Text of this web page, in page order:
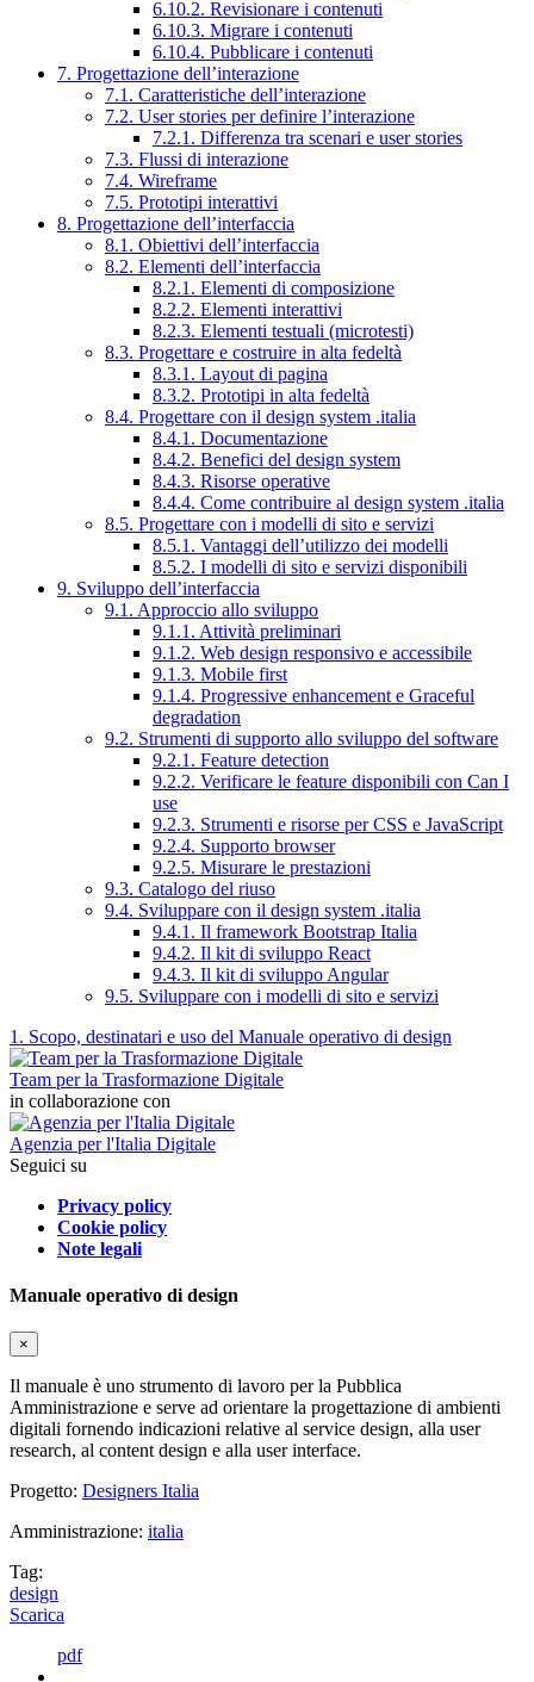
6.10.2. Revisionare i contenuti
6.10.3. Migrare i contenuti
6.10.4. Pubblicare i contenuti
7. Progettazione dell’interazione
7.1. Caratteristiche dell’interazione
7.2. User stories per definire l’interazione
7.2.1. Differenza tra scenari e user stories
7.3. Flussi di interazione
7.4. Wireframe
7.5. Prototipi interattivi
8. Progettazione dell’interfaccia
8.1. Obiettivi dell’interfaccia
8.2. Elementi dell’interfaccia
8.2.1. Elementi di composizione
8.2.2. Elementi interattivi
8.2.3. Elementi testuali (microtesti)
8.3. Progettare e costruire in alta fedeltà
8.3.1. Layout di pagina
8.3.2. Prototipi in alta fedeltà
8.4. Progettare con il design system .italia
8.4.1. Documentazione
8.4.2. Benefici del design system
8.4.3. Risorse operative
8.4.4. Come contribuire al design system .italia
8.5. Progettare con i modelli di sito e servizi
8.5.1. Vantaggi dell’utilizzo dei modelli
8.5.2. I modelli di sito e servizi disponibili
9. Sviluppo dell’interfaccia
9.1. Approccio allo sviluppo
9.1.1. Attività preliminari
9.1.2. Web design responsivo e accessibile
9.1.3. Mobile first
9.1.4. Progressive enhancement e Graceful
degradation
9.2. Strumenti di supporto allo sviluppo del software
9.2.1. Feature detection
9.2.2. Verificare le feature disponibili con Can I
use
9.2.3. Strumenti e risorse per CSS e JavaScript
9.2.4. Supporto browser
9.2.5. Misurare le prestazioni
9.3. Catalogo del riuso
9.4. Sviluppare con il design system .italia
9.4.1. Il framework Bootstrap Italia
9.4.2. Il kit di sviluppo React
9.4.3. Il kit di sviluppo Angular
9.5. Sviluppare con i modelli di sito e servizi
1. Scopo, destinatari e uso del Manuale operativo di design
Team per la Trasformazione Digitale
in collaborazione con
Agenzia per l'Italia Digitale
Seguici su
Privacy policy
Cookie policy
Note legali
Manuale operativo di design
×
Il manuale è uno strumento di lavoro per la Pubblica
Amministrazione e serve ad orientare la progettazione di ambienti
digitali fornendo indicazioni relative al service design, alla user
research, al content design e alla user interface.
Progetto: Designers Italia
Amministrazione: italia
Tag:
design
Scarica
pdf